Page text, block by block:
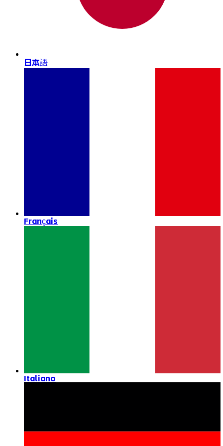
日本語
Français
Italiano